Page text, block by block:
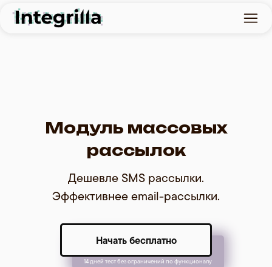
Модуль массовых
рассылок
Дешевле SMS рассылки.
Эффективнее email-рассылки.
Начать бесплатно
14 дней тест без ограничений по функционалу